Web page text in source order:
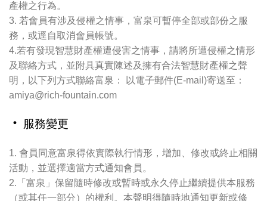
產權之行為。
3. 若會員有涉及侵權之情事，富泉可暫停全部或部份之服
務，或逕自取消會員帳號。
4.若有發現智慧財產權遭侵害之情事，請將所遭侵權之情形
及聯絡方式，並附具真實陳述及擁有合法智慧財產權之聲
明，以下列方式聯絡富泉： 以電子郵件(E-mail)寄送至：
amiya@rich-fountain.com
‧ 服務變更
1. 會員同意富泉得依實際執行情形，增加、修改或終止相關
活動，並選擇適當方式通知會員。
2.「富泉」保留隨時修改或暫時或永久停止繼續提供本服務
（或其任一部分）的權利。本聲明得隨時地通知更新或修